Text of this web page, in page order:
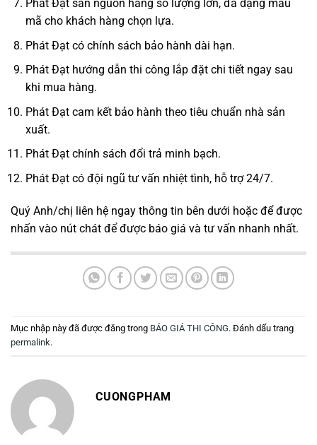
Phát Đạt sẵn nguồn hàng số lượng lớn, đa dạng mẫu
mã cho khách hàng chọn lựa.
Phát Đạt có chính sách bảo hành dài hạn.
Phát Đạt hướng dẫn thi công lắp đặt chi tiết ngay sau
khi mua hàng.
Phát Đạt cam kết bảo hành theo tiêu chuẩn nhà sản
xuất.
Phát Đạt chính sách đổi trả minh bạch.
Phát Đạt có đội ngũ tư vấn nhiệt tình, hỗ trợ 24/7.
Quý Anh/chị liên hệ ngay thông tin bên dưới hoặc để được
nhấn vào nút chát để được báo giá và tư vấn nhanh nhất.
Mục nhập này đã được đăng trong BÁO GIÁ THI CÔNG. Đánh dấu trang
permalink.
CUONGPHAM